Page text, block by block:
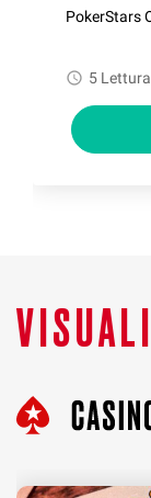
PokerStars
watch_later 5
Casino